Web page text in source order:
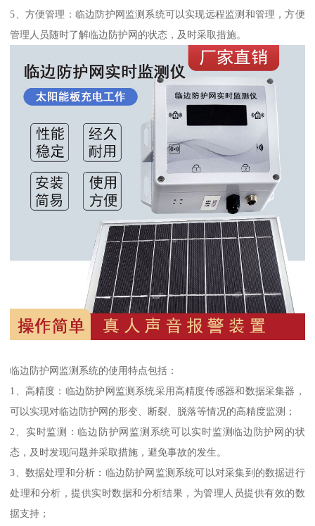
5、方便管理：临边防护网监测系统可以实现远程监测和管理，方便
管理人员随时了解临边防护网的状态，及时采取措施。
临边防护网监测系统的使用特点包括：
1、高精度：临边防护网监测系统采用高精度传感器和数据采集器，
可以实现对临边防护网的形变、断裂、脱落等情况的高精度监测；
2、实时监测：临边防护网监测系统可以实时监测临边防护网的状
态，及时发现问题并采取措施，避免事故的发生。
3、数据处理和分析：临边防护网监测系统可以对采集到的数据进行
处理和分析，提供实时数据和分析结果，为管理人员提供有效的数
据支持；